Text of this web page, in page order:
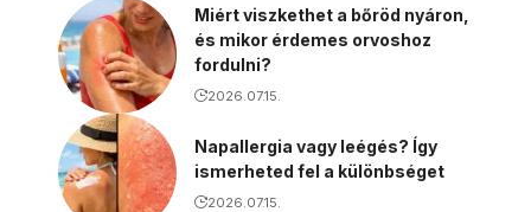
Miért viszkethet a bőröd nyáron,
és mikor érdemes orvoshoz
fordulni?
2026.07.15.
Napallergia vagy leégés? Így
ismerheted fel a különbséget
2026.07.15.